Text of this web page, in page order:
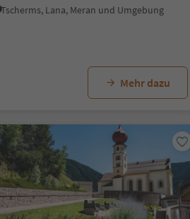
Tscherms, Lana, Meran und Umgebung
Mehr dazu